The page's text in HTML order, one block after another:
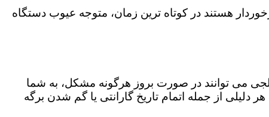
هستند در کوتاه ترین زمان، متوجه عیوب دستگاه
می توانند در صورت بروز هرگونه مشکل، به شما
دلیلی از جمله اتمام تاریخ گارانتی یا گم شدن برگه